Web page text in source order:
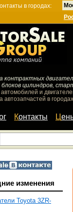
в городах:
контрактных
блоков цилиндров,
автомобилей и
автозапчастей в
Контакты
изменения
Toyota 3ZR-